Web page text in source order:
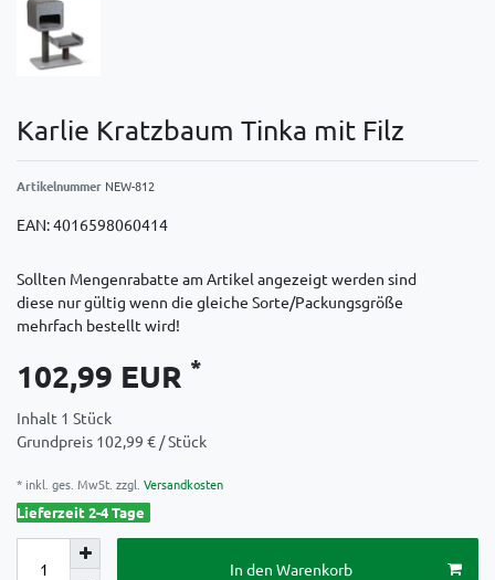
Karlie Kratzbaum Tinka mit Filz
Artikelnummer NEW-812
EAN:4016598060414
Sollten Mengenrabatte am Artikel angezeigt werden sind
diese nur gültig wenn die gleiche Sorte/Packungsgröße
mehrfach bestellt wird!
102,99 EUR *
Inhalt 1 Stück
Grundpreis 102,99 € / Stück
* inkl. ges. MwSt. zzgl. Versandkosten
Lieferzeit 2-4 Tage
In den Warenkorb